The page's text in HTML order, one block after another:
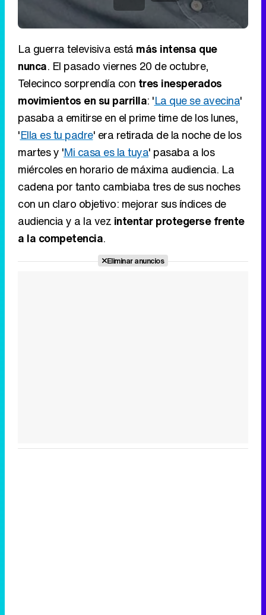
La guerra televisiva está más intensa que
nunca. El pasado viernes 20 de octubre,
Telecinco sorprendía con tres inesperados
movimientos en su parrilla: 'La que se avecina'
pasaba a emitirse en el prime time de los lunes,
'Ella es tu padre' era retirada de la noche de los
martes y 'Mi casa es la tuya' pasaba a los
miércoles en horario de máxima audiencia. La
cadena por tanto cambiaba tres de sus noches
con un claro objetivo: mejorar sus índices de
audiencia y a la vez intentar protegerse frente
a la competencia.
Eliminar anuncios